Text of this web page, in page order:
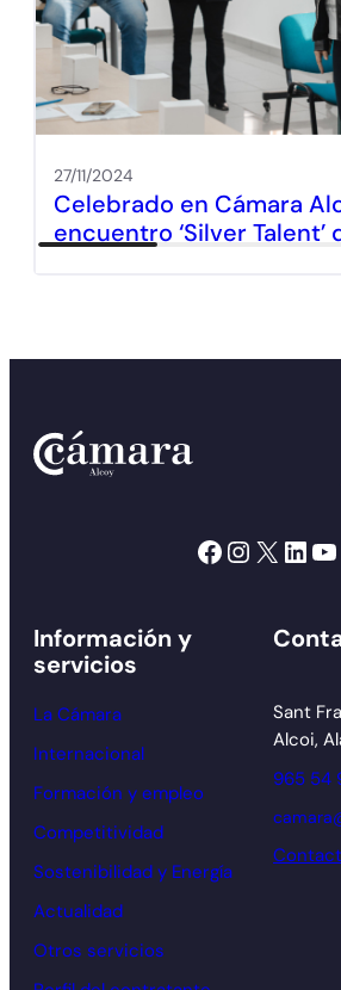
27/11/2024
Celebrado en Cámara
encuentro ‘Silver Talent’
Facebook Instagram X LinkedIn YouTube
Información y
servicios
La Cámara
Internacional
Formación y empleo
Competitividad
Sostenibilidad y Energía
Actualidad
Otros servicios
Sant
Alcoi,
965 54